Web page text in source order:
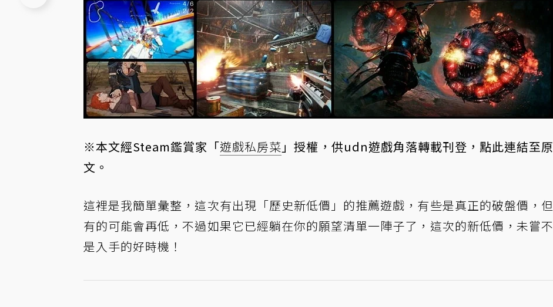
※本文經Steam鑑賞家「遊戲私房菜 」授權，供udn遊戲角落轉載刊登， 點此連結至原
文 。
這裡是我簡單彙整，這次有出現「歷史新低價」的推薦遊戲，有些是真正的破盤價，但
有的可能會再低，不過如果它已經躺在你的願望清單一陣子了，這次的新低價，未嘗不
是入手的好時機！